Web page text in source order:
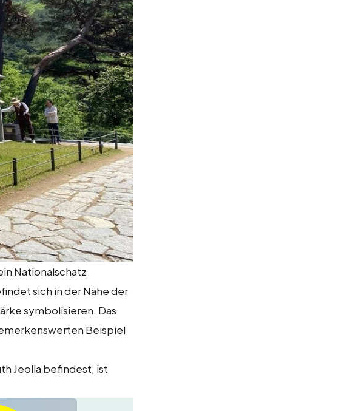
Nationalschatz
sich in der Nähe der
symbolisieren. Das
Beispiel
Jeolla befindest, ist